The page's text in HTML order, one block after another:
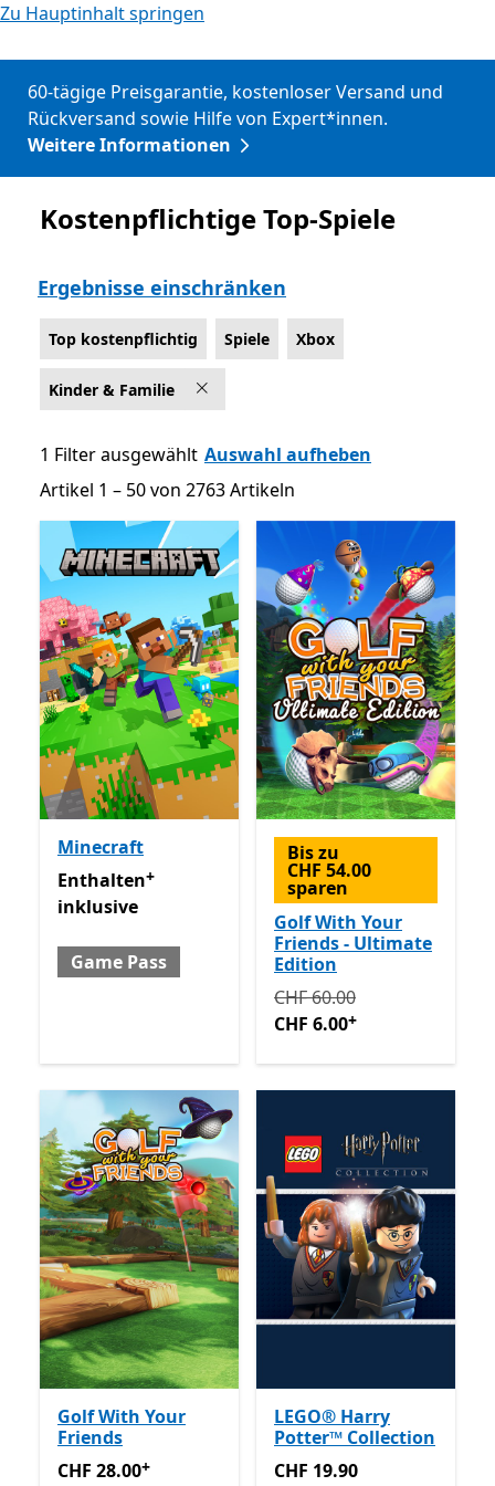
Zu Hauptinhalt springen
60-tägige Preisgarantie, kostenloser Versand und
Rückversand sowie Hilfe von Expert*innen.
Weitere Informationen
Top kostenpflichtig
Kostenpflichtige Top-Spiele
Ergebnisse einschränken
Top kostenpflichtig Spiele Xbox
Kinder & Familie
1 Filter ausgewählt Auswahl aufheben
Artikel 1 – 50 von 2763 Artikeln
Artikel 1 – 50 von 2763 Artikeln
Minecraft
Enthalten inklusive Game PassEnthält In-App-Käufe
Enthalten+
inklusive
Game Pass
Bis zu
CHF 54.00
sparen
Golf With Your
Friends - Ultimate
Edition
Ursprünglich CHF 60.00
CHF 60.00
CHF 6.00+
Golf With Your
Friends
CHF 28.00Enthält In-App-Käufe
CHF 28.00+
LEGO® Harry
Potter™ Collection
CHF 19.90
CHF 19.90